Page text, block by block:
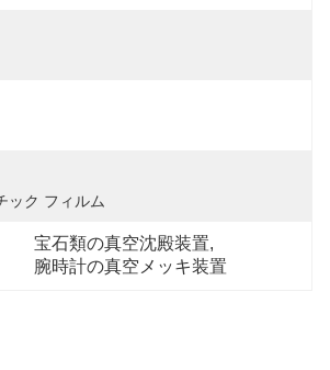
ック フィルム
宝石類の真空沈殿装置,
腕時計の真空メッキ装置